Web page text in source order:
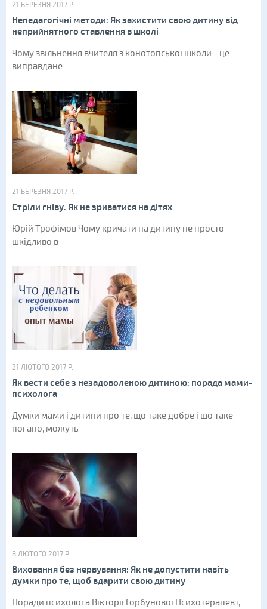
21 БЕРЕЗНЯ 2017 Р.
Непедагогічні методи: Як захистити свою дитину від
неприйнятного ставлення в школі
Чому звільнення вчителя з конотопської школи - це
виправдане
21 БЕРЕЗНЯ 2017 Р.
Стріли гніву. Як не зриватися на дітях
Юрій Трофімов Чому кричати на дитину не просто
шкідливо в
21 ЛЮТОГО 2017 Р.
Як вести себе з незадоволеною дитиною: порада мами-
психолога
Думки мами і дитини про те, що таке добре і що таке
погано, можуть
8 ЛЮТОГО 2017 Р.
Виховання без нервування: Як не допустити навіть
думки про те, щоб вдарити свою дитину
Поради психолога Вікторії Горбунової Психотерапевт,